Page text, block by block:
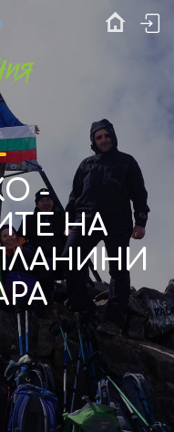
-
НА